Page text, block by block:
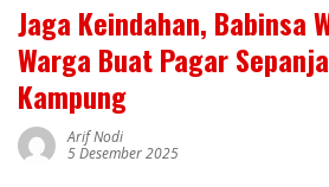
Jaga Keindahan, Babinsa
Warga Buat Pagar
Kampung
Arif Nodi
5 Desember 2025